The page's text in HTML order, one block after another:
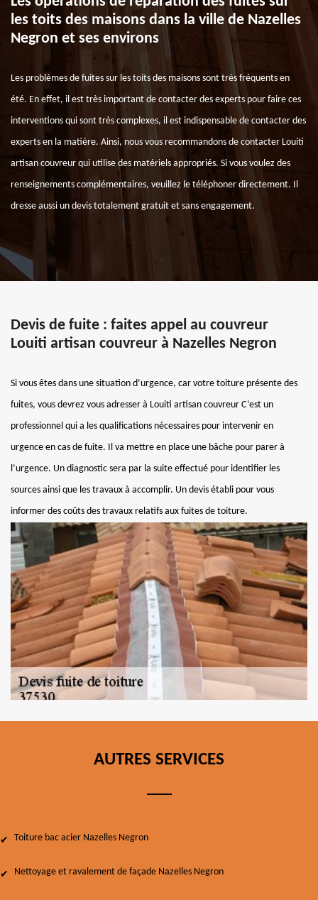
les toits des maisons dans la ville de Nazelles
Negron et ses environs
Les problèmes de fuites sur les toits des maisons sont très fréquents en
été. En effet, il est très important de contacter des experts pour faire ces
interventions qui sont très complexes, il est indispensable de contacter des
experts en la matière. Ainsi, nous vous recommandons de contacter Louiti
artisan couvreur qui utilise des matériels appropriés. Si vous voulez des
renseignements complémentaires, veuillez le téléphoner directement. Il
dresse aussi un devis totalement gratuit et sans engagement.
Devis de fuite : faites appel au couvreur
Louiti artisan couvreur à Nazelles Negron
Si vous êtes dans une situation d’urgence, car votre toiture présente des
fuites, vous devrez vous adresser à Louiti artisan couvreur C’est un
professionnel qui a les qualifications nécessaires pour intervenir en
urgence en cas de fuite. Il va mettre en place une bâche pour parer à
l’urgence. Un diagnostic sera par la suite effectué pour identifier les
sources ainsi que les travaux à accomplir. Un devis établi pour vous
informer des coûts des travaux relatifs aux fuites de toiture.
AUTRES SERVICES
Toiture bac acier Nazelles Negron
Nettoyage et ravalement de façade Nazelles Negron